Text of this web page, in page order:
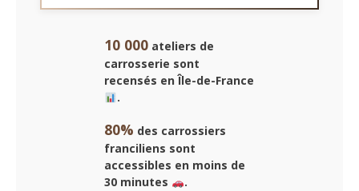
10 000 ateliers de
carrosserie sont
recensés en Île-de-France
.
80% des carrossiers
franciliens sont
accessibles en moins de
30 minutes
.